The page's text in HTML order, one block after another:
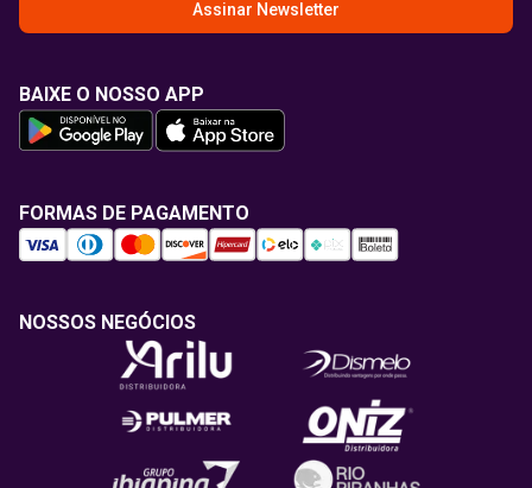
Assinar Newsletter
BAIXE O NOSSO APP
FORMAS DE PAGAMENTO
NOSSOS NEGÓCIOS